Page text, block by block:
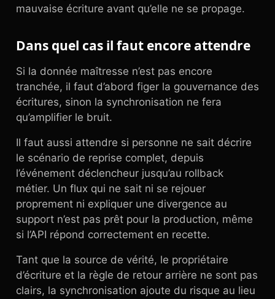
mauvaise écriture avant qu’elle ne se propage.
Dans quel cas il faut encore attendre
Si la donnée maîtresse n’est pas encore
tranchée, il faut d’abord figer la gouvernance des
écritures, sinon la synchronisation ne fera
qu’amplifier le bruit.
Il faut aussi attendre si personne ne sait décrire
le scénario de reprise complet, depuis
l’événement déclencheur jusqu’au rollback
métier. Un flux qui ne sait ni se rejouer
proprement ni expliquer une divergence au
support n’est pas prêt pour la production, même
si l’API répond correctement en recette.
Tant que la source de vérité, le propriétaire
d’écriture et la règle de retour arrière ne sont pas
clairs, la synchronisation ajoute du risque au lieu